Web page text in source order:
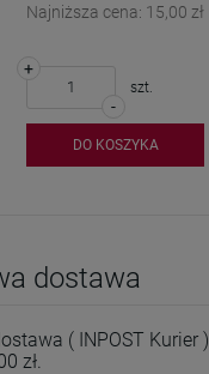
Najniższa cena: 15,00 zł
-
+
szt.
DO KOSZYKA
dostawa
( INPOST Kurier )
zł.